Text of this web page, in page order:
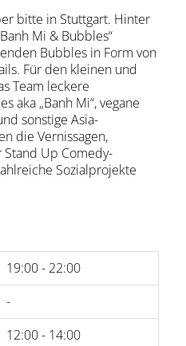
bitte in Stuttgart. Hinter
Mi & Bubbles“
Bubbles in Form von
Für den kleinen und
Team leckere
aka „Banh Mi“, vegane
sonstige Asia-
die Vernissagen,
Up Comedy-
Sozialprojekte
19:00 - 22:00
-
12:00 - 14:00